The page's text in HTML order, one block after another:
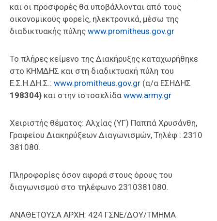
και οι προσφορές θα υποβάλλονται από τους
οικονομικούς φορείς, ηλεκτρονικά, μέσω της
διαδικτυακής πύλης www.promitheus.gov.gr
Το πλήρες κείμενο της Διακήρυξης καταχωρήθηκε
στο ΚΗΜΔΗΣ και στη διαδικτυακή πύλη του
Ε.Σ.Η.ΔΗ.Σ.: www.promitheus.gov.gr (α/α ΕΣΗΔΗΣ
198304) και στην ιστοσελίδα www.army.gr
Χειριστής θέματος: Αλχίας (ΥΓ) Παππά Χρυσάνθη,
Γραφείου Διακηρύξεων Διαγωνισμών, Τηλέφ : 2310
381080.
Πληροφορίες όσον αφορά στους όρους του
διαγωνισμού στο τηλέφωνο 2310381080.
ΑΝΑΘΕΤΟΥΣΑ ΑΡΧΗ: 424 ΓΣΝΕ/ΔΟΥ/ΤΜΗΜΑ